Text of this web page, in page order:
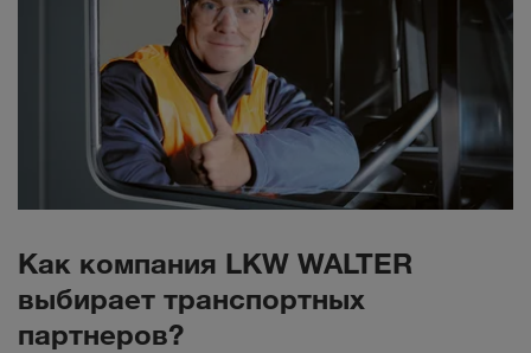
Как компания LKW WALTER
выбирает транспортных
партнеров?